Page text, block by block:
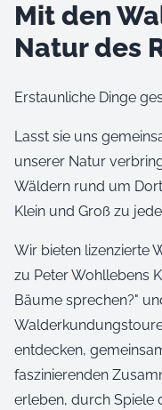
Mit den
Natur des
Erstaunliche Dinge
Lasst sie uns
unserer Natur
Wäldern rund um
Klein und Groß zu
Wir bieten lizenzierte
zu Peter Wohllebens
Bäume sprechen?"
entdecken,
faszinierenden
erleben, durch Spiele